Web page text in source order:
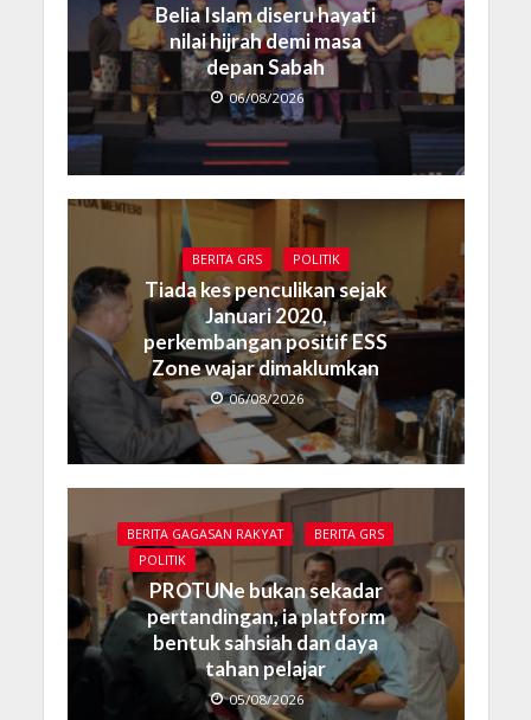
Belia Islam diseru hayati
nilai hijrah demi masa
depan Sabah
06/08/2026
BERITA GRS POLITIK
Tiada kes penculikan sejak
Januari 2020,
perkembangan positif ESS
Zone wajar dimaklumkan
06/08/2026
BERITA GAGASAN RAKYAT
BERITA GRS
POLITIK
PROTUNe bukan sekadar
pertandingan, ia platform
bentuk sahsiah dan daya
tahan pelajar
05/08/2026